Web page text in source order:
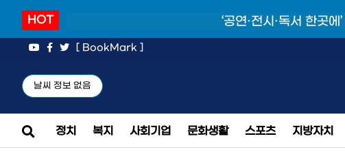
HOT ‘공연·전시·독서 한곳
[ BookMark ]
날씨 정보 없음
정치 복지 사회기업 문화생활 스포츠 지방자치